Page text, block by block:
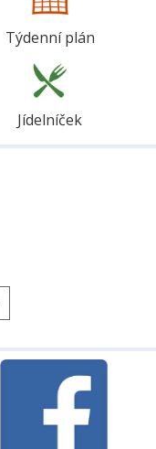
Týdenní plán
Jídelníček